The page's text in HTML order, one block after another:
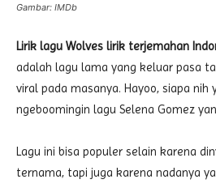
Gambar: IMDb
Lirik lagu Wolves lirik terjemahan
adalah lagu lama yang keluar pasa
viral pada masanya. Hayoo, siapa nih
ngeboomingin lagu Selena Gomez
Lagu ini bisa populer selain karena
ternama, tapi juga karena nadanya